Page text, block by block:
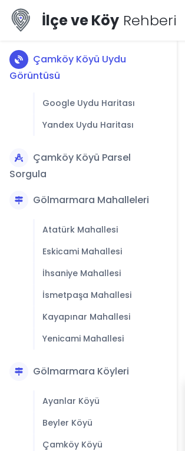
İlçe ve Köy Rehberi
Çamköy Köyü Uydu
Görüntüsü
Google Uydu Haritası
Yandex Uydu Haritası
Çamköy Köyü Parsel
Sorgula
Gölmarmara Mahalleleri
Atatürk Mahallesi
Eskicami Mahallesi
İhsaniye Mahallesi
İsmetpaşa Mahallesi
Kayapınar Mahallesi
Yenicami Mahallesi
Gölmarmara Köyleri
Ayanlar Köyü
Beyler Köyü
Çamköy Köyü